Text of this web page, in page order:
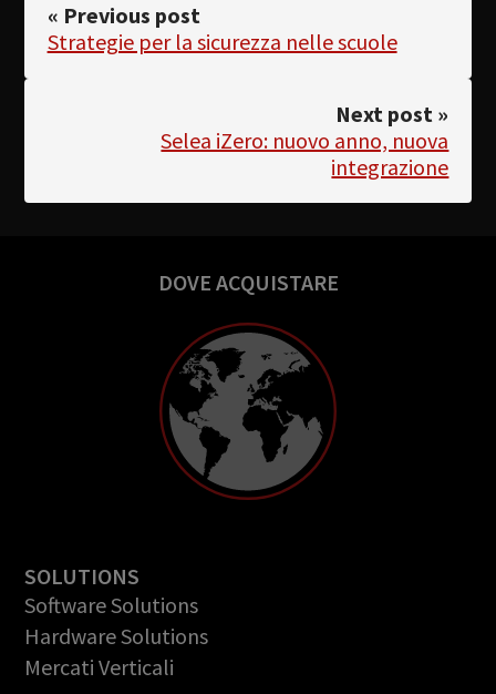
« Previous post
Strategie per la sicurezza nelle scuole
Next post »
Selea iZero: nuovo anno, nuova
integrazione
DOVE ACQUISTARE
SOLUTIONS
Software Solutions
Hardware Solutions
Mercati Verticali